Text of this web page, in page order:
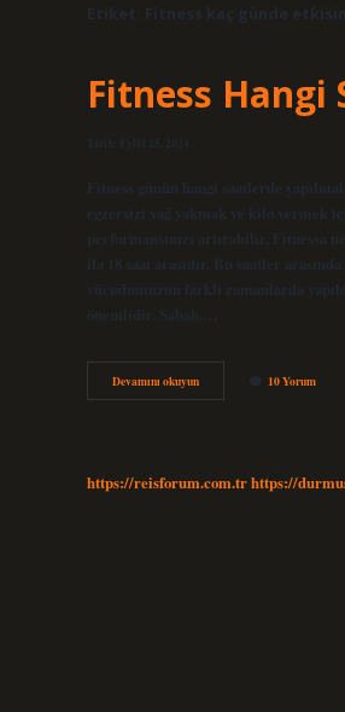
Etiket: Fitness kaç günde
Fitness Hangi
Tarih: Eylül 25, 2024
Fitness günün hangi saatlerde
egzersizi yağ yakmak ve kilo vermek
performansınızı artırabilir. Fitnessa
ila 18 saat arasıdır. Bu saatler
vücudumuzun farklı zamanlarda
önemlidir. Sabah,…
Devamını okuyunFitness
Hangi
10 Yorum
https://reisforum.com.trhttps://